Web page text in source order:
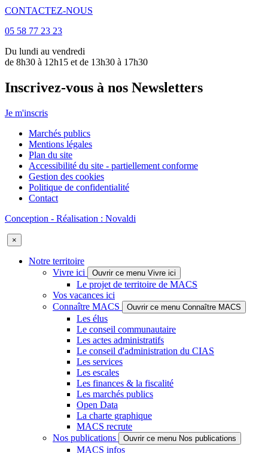
CONTACTEZ-NOUS
05 58 77 23 23
Du lundi au vendredi
de 8h30 à 12h15 et de 13h30 à 17h30
Inscrivez-vous à nos Newsletters
Je m'inscris
Marchés publics
Mentions légales
Plan du site
Accessibilité du site - partiellement conforme
Gestion des cookies
Politique de confidentialité
Contact
Conception - Réalisation : Novaldi
×
Notre territoire
Vivre ici
Ouvrir ce menu Vivre ici
Le projet de territoire de MACS
Vos vacances ici
Connaître MACS
Ouvrir ce menu Connaître MACS
Les élus
Le conseil communautaire
Les actes administratifs
Le conseil d'administration du CIAS
Les services
Les escales
Les finances & la fiscalité
Les marchés publics
Open Data
La charte graphique
MACS recrute
Nos publications
Ouvrir ce menu Nos publications
MACS infos